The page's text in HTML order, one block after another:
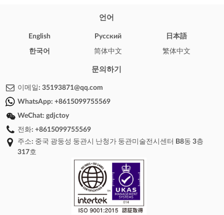
언어
English Pусский 日本語
한국어 简体中文 繁体中文
문의하기
이메일: 35193871@qq.com
WhatsApp: +8615099755569
WeChat: gdjctoy
전화: +8615099755569
주소: 중국 광둥성 둥관시 난청가 둥관미술전시센터 B8동 3층
317호